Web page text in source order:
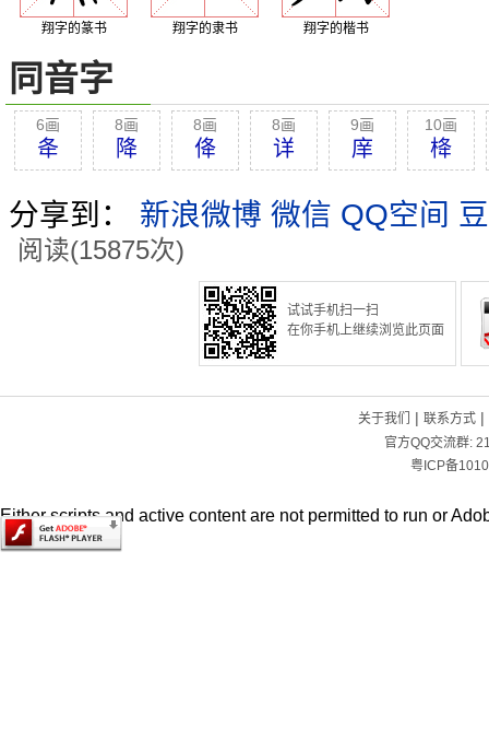
翔字的篆书 翔字的隶书 翔字的楷书
同音字
6画
夅
8画
降
8画
佭
8画
详
9画
庠
10画
栙
分享到： 新浪微博 微信 QQ空间
阅读(15875次)
试试手机扫一扫
在你手机上继续浏览此页面
关于我们 | 联系方式|
官方QQ交流群:
粤ICP备
Either scripts and active content are not permitted to run or